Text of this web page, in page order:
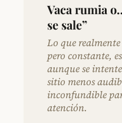
Vaca rumia
se sale”
Lo que
pero constante,
aunque se
sitio menos
inconfundible
atención.